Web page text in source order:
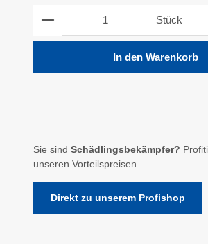
Produkt Anzahl: Gib den
Stück
In den Warenkorb
Sie sind Schädlingsbekämpfer?
unseren Vorteilspreisen
Direkt zu unserem Profishop